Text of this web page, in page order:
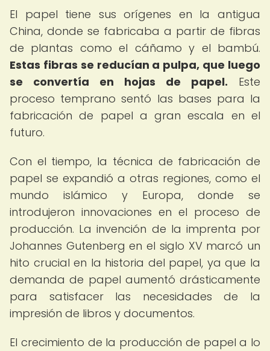
El papel tiene sus orígenes en la antigua
China, donde se fabricaba a partir de fibras
de plantas como el cáñamo y el bambú.
Estas fibras se reducían a pulpa, que luego
se convertía en hojas de papel. Este
proceso temprano sentó las bases para la
fabricación de papel a gran escala en el
futuro.
Con el tiempo, la técnica de fabricación de
papel se expandió a otras regiones, como el
mundo islámico y Europa, donde se
introdujeron innovaciones en el proceso de
producción. La invención de la imprenta por
Johannes Gutenberg en el siglo XV marcó un
hito crucial en la historia del papel, ya que la
demanda de papel aumentó drásticamente
para satisfacer las necesidades de la
impresión de libros y documentos.
El crecimiento de la producción de papel a lo